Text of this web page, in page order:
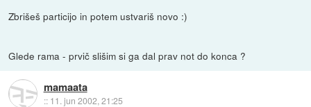
Zbrišeš particijo in potem ustvariš novo :)
Glede rama - prvič slišim si ga dal prav not do konca ?
mamaata
:: 11. jun 2002, 21:25